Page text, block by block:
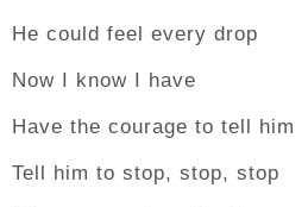
He could feel every drop
Now I know I have
Have the courage to tell him
Tell him to stop, stop, stop